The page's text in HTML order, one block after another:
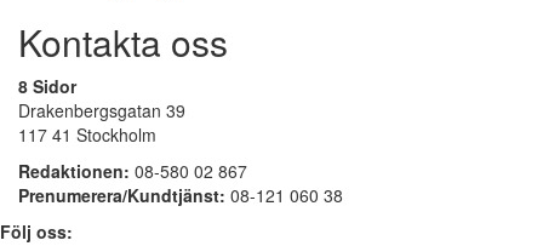
Kontakta oss
8 Sidor
Drakenbergsgatan 39
117 41 Stockholm
Redaktionen: 08-580 02 867
Prenumerera/Kundtjänst: 08-121 060 38
Följ oss: